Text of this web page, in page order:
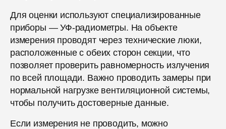
Для оценки используют специализированные
приборы — УФ-радиометры. На объекте
измерения проводят через технические люки,
расположенные с обеих сторон секции, что
позволяет проверить равномерность излучения
по всей площади. Важно проводить замеры при
нормальной нагрузке вентиляционной системы,
чтобы получить достоверные данные.
Если измерения не проводить, можно